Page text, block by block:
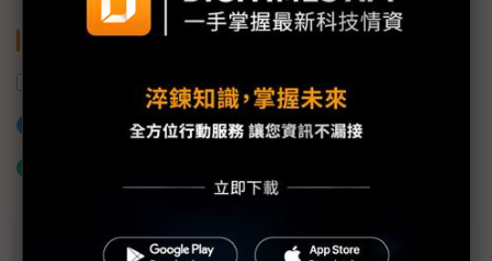
關鍵字
加入已選取到「關鍵字追蹤」
近７天熱門報導